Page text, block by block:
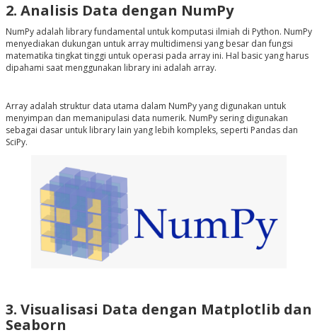
2. Analisis Data dengan NumPy
NumPy adalah library fundamental untuk komputasi ilmiah di Python. NumPy
menyediakan dukungan untuk array multidimensi yang besar dan fungsi
matematika tingkat tinggi untuk operasi pada array ini. Hal basic yang harus
dipahami saat menggunakan library ini adalah array.
Array adalah struktur data utama dalam NumPy yang digunakan untuk
menyimpan dan memanipulasi data numerik. NumPy sering digunakan
sebagai dasar untuk library lain yang lebih kompleks, seperti Pandas dan
SciPy.
3. Visualisasi Data dengan Matplotlib dan
Seaborn